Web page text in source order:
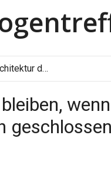
Sicherheitsarchitektur der nächsten Generation: JARXE kombiniert Multi-Wallet und MPC als Schutzschild für digitales Vertrauen